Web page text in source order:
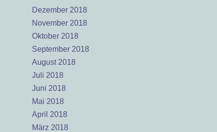
Dezember 2018
November 2018
Oktober 2018
September 2018
August 2018
Juli 2018
Juni 2018
Mai 2018
April 2018
März 2018